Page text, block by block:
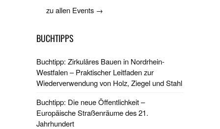
zu allen Events →
BUCHTIPPS
Buchtipp: Zirkuläres Bauen in Nordrhein-
Westfalen – Praktischer Leitfaden zur
Wiederverwendung von Holz, Ziegel und Stahl
Buchtipp: Die neue Öffentlichkeit –
Europäische Straßenräume des 21.
Jahrhundert